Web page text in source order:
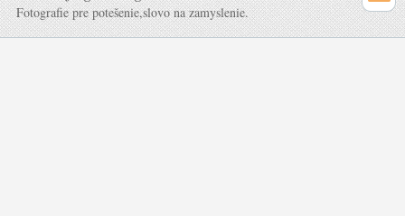
Fotografie pre potešenie,slovo na zamyslenie.